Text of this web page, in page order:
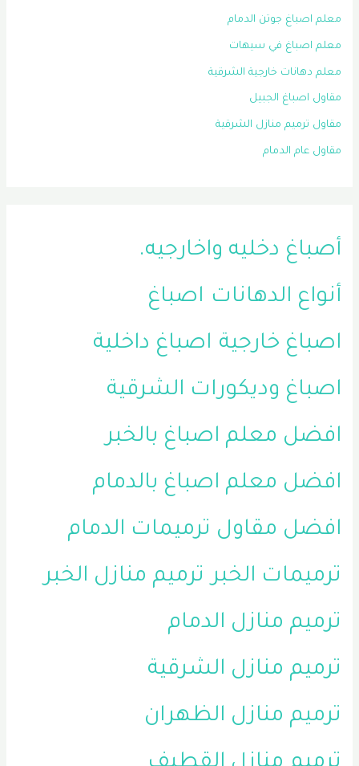
معلم اصباغ جوتن الدمام
معلم اصباغ في سيهات
معلم دهانات خارجية الشرقية
مقاول اصباغ الجبيل
مقاول ترميم منازل الشرقية
مقاول عام الدمام
أصباغ دخليه واخارجيه.
أنواع الدهانات اصباغ
اصباغ خارجية اصباغ داخلية
اصباغ وديكورات الشرقية
افضل معلم اصباغ بالخبر
افضل معلم اصباغ بالدمام
افضل مقاول ترميمات الدمام
ترميمات الخبر ترميم منازل الخبر
ترميم منازل الدمام
ترميم منازل الشرقية
ترميم منازل الظهران